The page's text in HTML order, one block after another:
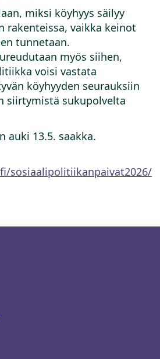
miksi köyhyys säilyy
rakenteissa, vaikka keinot
tunnetaan.
myös siihen,
voisi vastata
köyhyyden seurauksiin
siirtymistä sukupolvelta
auki 13.5. saakka.
sosiaalipolitiikanpaivat2026/